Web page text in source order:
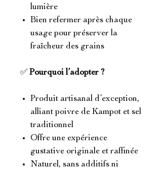
lumière
Bien refermer après chaque
usage pour préserver la
fraîcheur des grains
✅ Pourquoi l’adopter ?
Produit artisanal d’exception,
alliant poivre de Kampot et sel
traditionnel
Offre une expérience
gustative originale et raffinée
Naturel, sans additifs ni